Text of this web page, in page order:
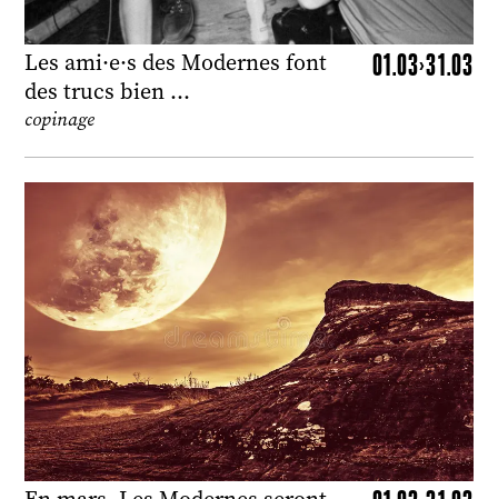
Les ami·e·s des Modernes font
des trucs bien …
01.03>31.03
copinage